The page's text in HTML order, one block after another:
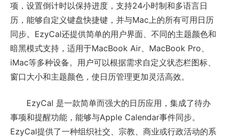
项，设置倒计时以保持进度，支持24小时制和多语言日
历，能够自定义键盘快捷键，并与Mac上的所有可用日历
同步。EzyCal还提供简单的用户界面、不同的主题颜色和
暗黑模式支持，适用于MacBook Air、MacBook Pro、
iMac等多种设备。用户可以根据需求自定义状态栏图标、
窗口大小和主题颜色，使日历管理更加灵活高效。
EzyCal 是一款简单而强大的日历应用，集成了待办
事项和提醒功能，能够与Apple Calendar事件同步。
EzyCal提供了一种组织社交、宗教、商业或行政活动的系